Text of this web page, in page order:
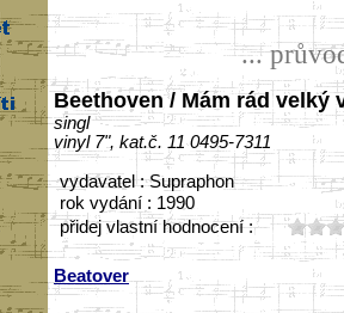
...
Beethoven / Mám rád velký
singl
vinyl 7", kat.č. 11 0495-7311
vydavatel : Supraphon
rok vydání : 1990
přidej vlastní hodnocení :
Beatover